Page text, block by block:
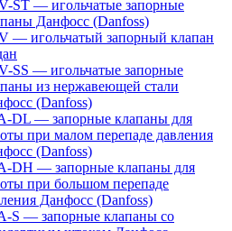
ST — игольчатые запорные
Данфосс (Danfoss)
— игольчатый запорный клапан
SS — игольчатые запорные
из нержавеющей стали
(Danfoss)
DL — запорные клапаны для
при малом перепаде давления
(Danfoss)
DH — запорные клапаны для
при большом перепаде
Данфосс (Danfoss)
S — запорные клапаны со